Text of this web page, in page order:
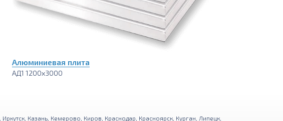
Алюминиевая плита
АД1 1200х3000
Иркутск Казань Кемерово Киров Краснодар Красноярск Курган Липецк